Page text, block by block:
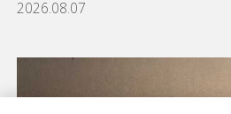
2026.08.07